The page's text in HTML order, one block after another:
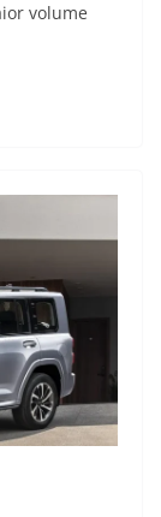
volume